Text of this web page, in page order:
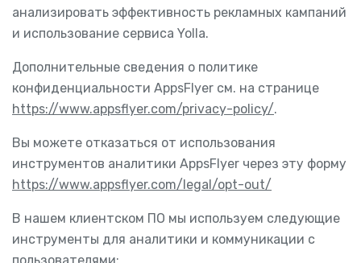
анализировать эффективность рекламных кампаний
и использование сервиса Yolla.
Дополнительные сведения о политике
конфиденциальности AppsFlyer см. на странице
https://www.appsflyer.com/privacy-policy/.
Вы можете отказаться от использования
инструментов аналитики AppsFlyer через эту форму
https://www.appsflyer.com/legal/opt-out/
В нашем клиентском ПО мы используем следующие
инструменты для аналитики и коммуникации с